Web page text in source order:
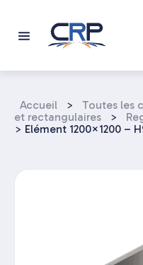
contenu
Accueil > Toutes les
et rectangulaires
>
> Elément 1200×1200 –